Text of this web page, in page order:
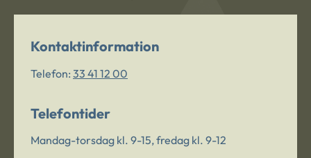
Kontaktinformation
Telefon: 33 41 12 00
Telefontider
Mandag-torsdag kl. 9-15, fredag kl. 9-12